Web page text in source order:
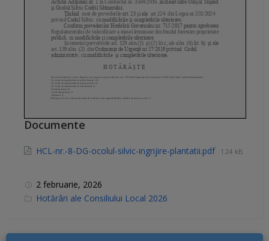
Documente
HCL-nr.-8-DG-ocolul-silvic-ingrijire-plantatii.pdf 124 kB
2 februarie, 2026
C
Hotărâri ale Consiliului Local 2026